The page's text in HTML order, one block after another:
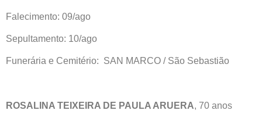
Falecimento: 09/ago
Sepultamento: 10/ago
Funerária e Cemitério: SAN MARCO / São Sebastião
ROSALINA TEIXEIRA DE PAULA ARUERA, 70 anos